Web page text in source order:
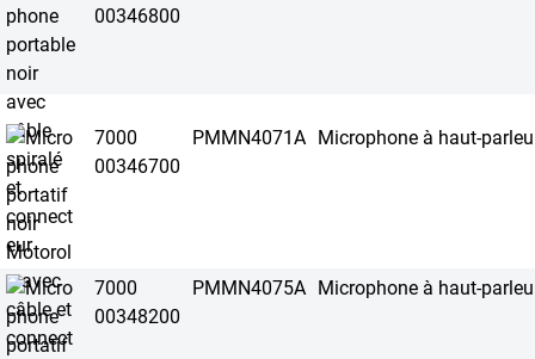
00346800
7000
00346700
PMMN4071A Microphone à haut-
7000
00348200
PMMN4075A Microphone à haut-